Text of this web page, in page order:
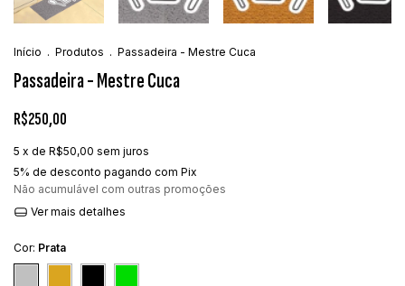
Início . Produtos . Passadeira - Mestre Cuca
Passadeira - Mestre Cuca
R$250,00
5 x de R$50,00 sem juros
5% de desconto pagando com Pix
Não acumulável com outras promoções
Ver mais detalhes
Cor: Prata